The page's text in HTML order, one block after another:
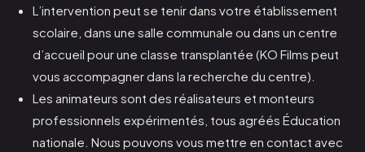
L’intervention peut se tenir dans votre établissement
scolaire, dans une salle communale ou dans un centre
d’accueil pour une classe transplantée (KO Films peut
vous accompagner dans la recherche du centre).
Les animateurs sont des réalisateurs et monteurs
professionnels expérimentés, tous agréés Éducation
nationale. Nous pouvons vous mettre en contact avec